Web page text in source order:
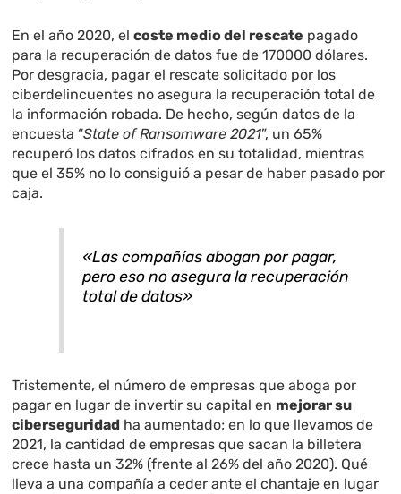
En el año 2020, elcoste medio del rescate pagado
para la recuperación de datos fue de 170000 dólares.
Por desgracia, pagar el rescate solicitado por los
ciberdelincuentes no asegura la recuperación total de
la información robada. De hecho, según datos de la
encuesta “State of Ransomware 2021”, un 65%
recuperó los datos cifrados en su totalidad, mientras
que el 35% no lo consiguió a pesar de haber pasado por
caja.
«Las compañías abogan por pagar,
pero eso no asegura la recuperación
total de datos»
Tristemente, el número de empresas que aboga por
pagar en lugar de invertir su capital en mejorar su
ciberseguridad ha aumentado; en lo que llevamos de
2021, la cantidad de empresas que sacan la billetera
crece hasta un 32% (frente al 26% del año 2020). Qué
lleva a una compañía a ceder ante el chantaje en lugar